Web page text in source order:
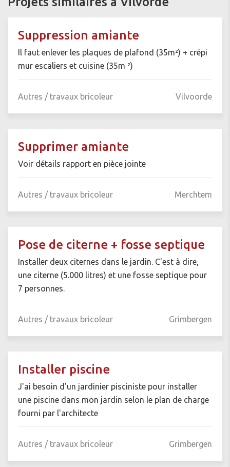
Suppression amiante
Il faut enlever les plaques de plafond (35m²) + crépi
mur escaliers et cuisine (35m ²)
Autres / travaux bricoleur Vilvoorde
Supprimer amiante
Voir détails rapport en pièce jointe
Autres / travaux bricoleur Merchtem
Pose de citerne + fosse septique
Installer deux citernes dans le jardin. C'est à dire,
une citerne (5.000 litres) et une fosse septique pour
7 personnes.
Autres / travaux bricoleur Grimbergen
Installer piscine
J'ai besoin d'un jardinier pisciniste pour installer
une piscine dans mon jardin selon le plan de charge
fourni par l'architecte
Autres / travaux bricoleur Grimbergen